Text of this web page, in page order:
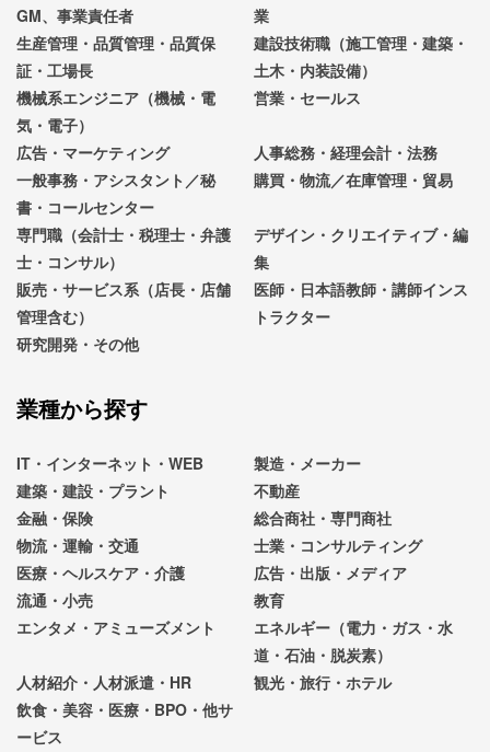
GM、事業責任者
業
生産管理・品質管理・品質保
証・工場長
建設技術職（施工管理・建築・
土木・内装設備）
機械系エンジニア（機械・電
気・電子）
営業・セールス
広告・マーケティング
人事総務・経理会計・法務
一般事務・アシスタント／秘
書・コールセンター
購買・物流／在庫管理・貿易
専門職（会計士・税理士・弁護
士・コンサル）
デザイン・クリエイティブ・編
集
販売・サービス系（店長・店舗
管理含む）
医師・日本語教師・講師インス
トラクター
研究開発・その他
業種から探す
IT・インターネット・WEB
製造・メーカー
建築・建設・プラント
不動産
金融・保険
総合商社・専門商社
物流・運輸・交通
士業・コンサルティング
医療・ヘルスケア・介護
広告・出版・メディア
流通・小売
教育
エンタメ・アミューズメント
エネルギー（電力・ガス・水
道・石油・脱炭素）
人材紹介・人材派遣・HR
観光・旅行・ホテル
飲食・美容・医療・BPO・他サ
ービス